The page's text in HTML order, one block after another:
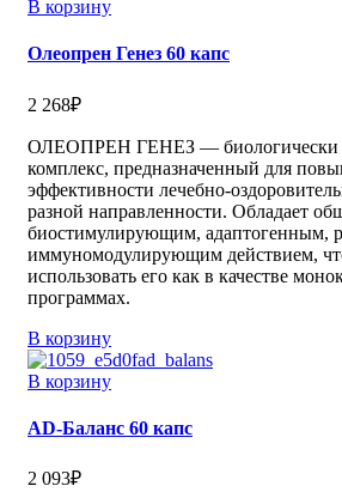
В корзину
Олеопрен Генез 60 капс
2 268₽
ОЛЕОПРЕН ГЕНЕЗ — биологически
комплекс, предназначенный для
эффективности лечебно-
разной направленности. Обладает
биостимулирующим, адаптогенным,
иммуномодулирующим действием,
использовать его как в качестве
программах.
В корзину
В корзину
АD-Баланс 60 капс
2 093₽